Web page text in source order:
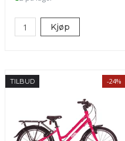
Kjøp
TILBUD -24%